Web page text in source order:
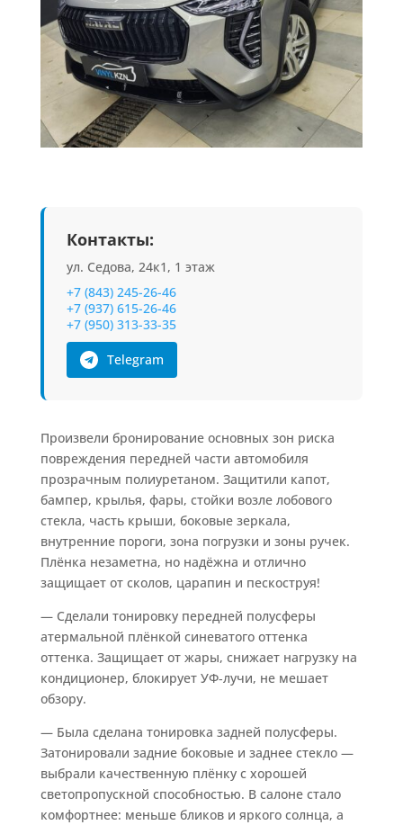
Контакты:
ул. Седова, 24к1, 1 этаж
+7 (843) 245-26-46
+7 (937) 615-26-46
+7 (950) 313-33-35
Telegram
Произвели бронирование основных зон риска
повреждения передней части автомобиля
прозрачным полиуретаном. Защитили капот,
бампер, крылья, фары, стойки возле лобового
стекла, часть крыши, боковые зеркала,
внутренние пороги, зона погрузки и зоны ручек.
Плёнка незаметна, но надёжна и отлично
защищает от сколов, царапин и пескоструя!
— Сделали тонировку передней полусферы
атермальной плёнкой синеватого оттенка
оттенка. Защищает от жары, снижает нагрузку на
кондиционер, блокирует УФ‑лучи, не мешает
обзору.
— Была сделана тонировка задней полусферы.
Затонировали задние боковые и заднее стекло —
выбрали качественную плёнку с хорошей
светопропускной способностью. В салоне стало
комфортнее: меньше бликов и яркого солнца, а